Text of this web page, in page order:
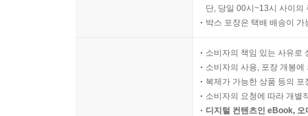
단, 당일 00시~13시 사이의
박스 포장은 택배 배송이
소비자의 책임 있는 사유로
소비자의 사용, 포장 개봉
복제가 가능한 상품 등의
소비자의 요청에 따라 개별
디지털 컨텐츠인 eBook,